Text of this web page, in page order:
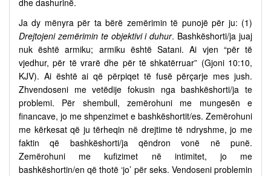
dhe dashurinë.
Ja dy mënyra për ta bërë zemërimin të punojë për ju: (1)
Drejtojeni zemërimin te objektivi i duhur. Bashkëshorti/ja juaj
nuk është armiku; armiku është Satani. Ai vjen “për të
vjedhur, për të vrarë dhe për të shkatërruar” (Gjoni 10:10,
KJV). Ai është ai që përpiqet të fusë përçarje mes jush.
Zhvendoseni me vetëdije fokusin nga bashkëshorti/ja te
problemi. Për shembull, zemërohuni me mungesën e
financave, jo me shpenzimet e bashkëshortit/es. Zemërohuni
me kërkesat që ju tërheqin në drejtime të ndryshme, jo me
faktin që bashkëshorti/ja qëndron vonë në punë.
Zemërohuni me kufizimet në intimitet, jo me
bashkëshortin/en që thotë ‘jo’ për seks. Vendoseni problemin